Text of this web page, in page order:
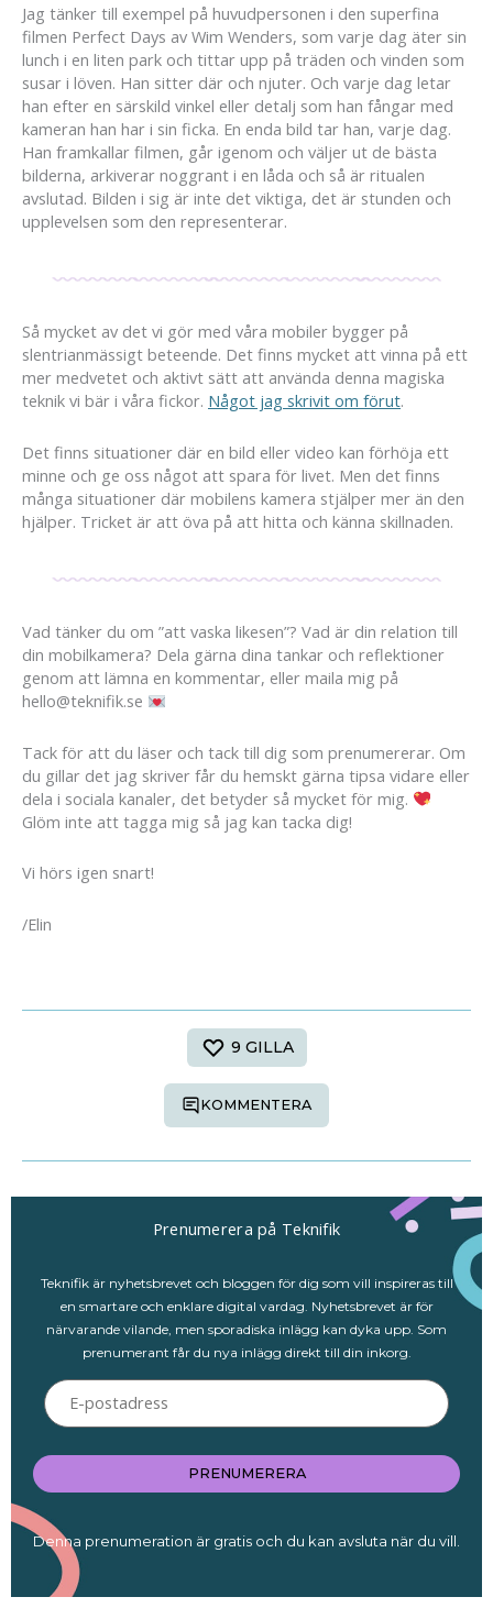
Jag tänker till exempel på huvudpersonen i den superfina
filmen Perfect Days av Wim Wenders, som varje dag äter sin
lunch i en liten park och tittar upp på träden och vinden som
susar i löven. Han sitter där och njuter. Och varje dag letar
han efter en särskild vinkel eller detalj som han fångar med
kameran han har i sin ficka. En enda bild tar han, varje dag.
Han framkallar filmen, går igenom och väljer ut de bästa
bilderna, arkiverar noggrant i en låda och så är ritualen
avslutad. Bilden i sig är inte det viktiga, det är stunden och
upplevelsen som den representerar.
Så mycket av det vi gör med våra mobiler bygger på
slentrianmässigt beteende. Det finns mycket att vinna på ett
mer medvetet och aktivt sätt att använda denna magiska
teknik vi bär i våra fickor. Något jag skrivit om förut.
Det finns situationer där en bild eller video kan förhöja ett
minne och ge oss något att spara för livet. Men det finns
många situationer där mobilens kamera stjälper mer än den
hjälper. Tricket är att öva på att hitta och känna skillnaden.
Vad tänker du om ”att vaska likesen”? Vad är din relation till
din mobilkamera? Dela gärna dina tankar och reflektioner
genom att lämna en kommentar, eller maila mig på
hello@teknifik.se
Tack för att du läser och tack till dig som prenumererar. Om
du gillar det jag skriver får du hemskt gärna tipsa vidare eller
dela i sociala kanaler, det betyder så mycket för mig.
Glöm inte att tagga mig så jag kan tacka dig!
Vi hörs igen snart!
/Elin
9 GILLA
KOMMENTERA
Prenumerera på Teknifik
Teknifik är nyhetsbrevet och bloggen för dig som vill inspireras till
en smartare och enklare digital vardag. Nyhetsbrevet är för
närvarande vilande, men sporadiska inlägg kan dyka upp. Som
prenumerant får du nya inlägg direkt till din inkorg.
E-
postadress
PRENUMERERA
Denna prenumeration är gratis och du kan avsluta när du vill.